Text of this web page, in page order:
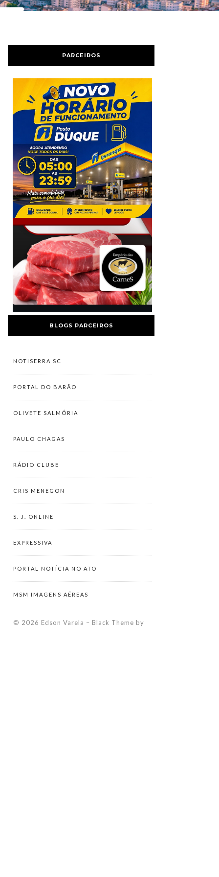
PARCEIROS
Next
BLOGS PARCEIROS
NOTISERRA SC
PORTAL DO BARÃO
OLIVETE SALMÓRIA
PAULO CHAGAS
RÁDIO CLUBE
CRIS MENEGON
S. J. ONLINE
EXPRESSIVA
PORTAL NOTÍCIA NO ATO
MSM IMAGENS AÉREAS
© 2026 Edson Varela – Black Theme by